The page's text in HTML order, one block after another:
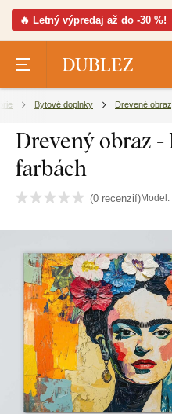
🔥 Letný výpredaj až do -30 %!
Bytové doplnky Drevené
Drevený obraz
farbách
(0 recenzií)Model: